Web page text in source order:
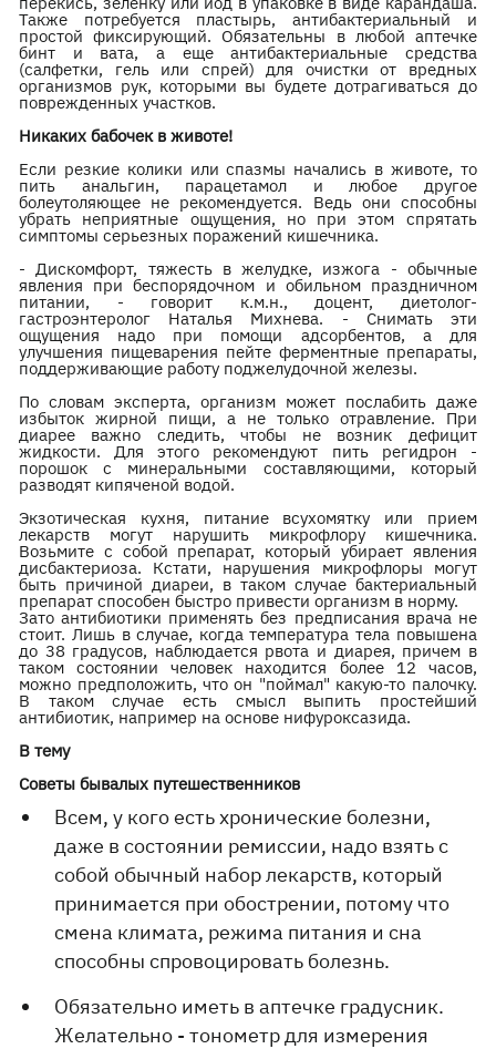
Также потребуется пластырь, антибактериальный и
простой фиксирующий. Обязательны в любой аптечке
бинт и вата, а еще антибактериальные средства
(салфетки, гель или спрей) для очистки от вредных
организмов рук, которыми вы будете дотрагиваться до
поврежденных участков.
Никаких бабочек в животе!
Если резкие колики или спазмы начались в животе, то
пить анальгин, парацетамол и любое другое
болеутоляющее не рекомендуется. Ведь они способны
убрать неприятные ощущения, но при этом спрятать
симптомы серьезных поражений кишечника.
- Дискомфорт, тяжесть в желудке, изжога - обычные
явления при беспорядочном и обильном праздничном
питании, - говорит к.м.н., доцент, диетолог-
гастроэнтеролог Наталья Михнева. - Снимать эти
ощущения надо при помощи адсорбентов, а для
улучшения пищеварения пейте ферментные препараты,
поддерживающие работу поджелудочной железы.
По словам эксперта, организм может послабить даже
избыток жирной пищи, а не только отравление. При
диарее важно следить, чтобы не возник дефицит
жидкости. Для этого рекомендуют пить регидрон -
порошок с минеральными составляющими, который
разводят кипяченой водой.
Экзотическая кухня, питание всухомятку или прием
лекарств могут нарушить микрофлору кишечника.
Возьмите с собой препарат, который убирает явления
дисбактериоза. Кстати, нарушения микрофлоры могут
быть причиной диареи, в таком случае бактериальный
препарат способен быстро привести организм в норму.
Зато антибиотики применять без предписания врача не
стоит. Лишь в случае, когда температура тела повышена
до 38 градусов, наблюдается рвота и диарея, причем в
таком состоянии человек находится более 12 часов,
можно предположить, что он "поймал" какую-то палочку.
В таком случае есть смысл выпить простейший
антибиотик, например на основе нифуроксазида.
В тему
Советы бывалых путешественников
Всем, у кого есть хронические болезни,
даже в состоянии ремиссии, надо взять с
собой обычный набор лекарств, который
принимается при обострении, потому что
смена климата, режима питания и сна
способны спровоцировать болезнь.
Обязательно иметь в аптечке градусник.
Желательно - тонометр для измерения